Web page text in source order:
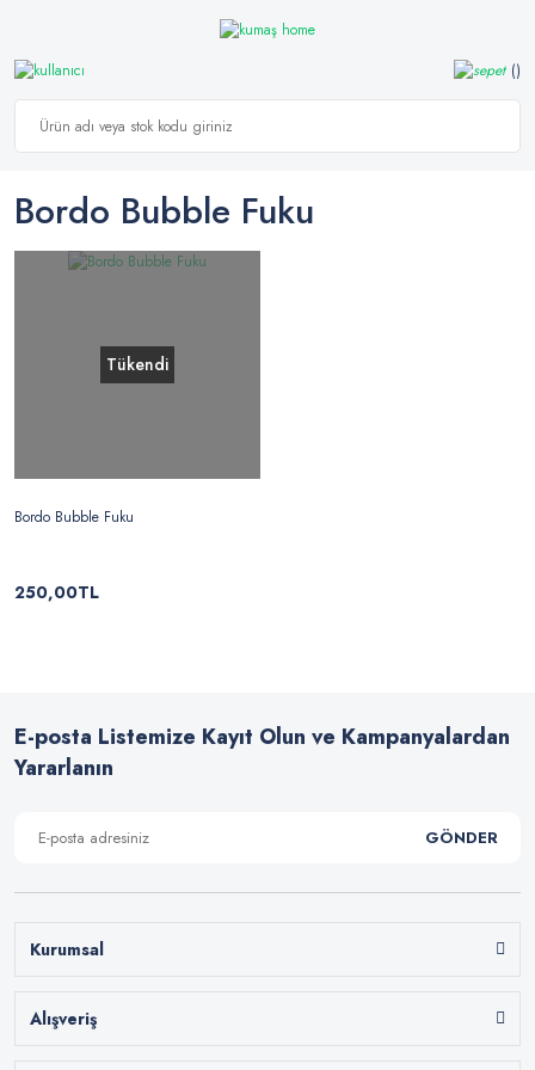
Bordo Bubble Fuku
Tükendi
Bordo Bubble Fuku
250,00TL
E-posta Listemize Kayıt Olun ve Kampanyalardan
Yararlanın
GÖNDER
Kurumsal
Alışveriş